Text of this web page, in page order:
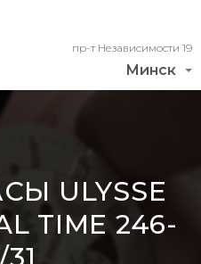
Минск
пр-т Независимости 19
ULYSSE
TIME 246-